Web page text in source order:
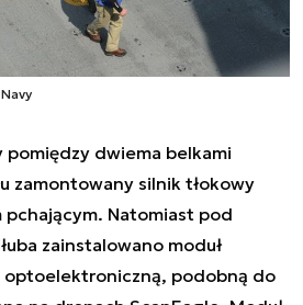
pomiędzy dwiema belkami
zamontowany silnik tłokowy
pchającym. Natomiast pod
zainstalowano moduł
optoelektroniczną, podobną do